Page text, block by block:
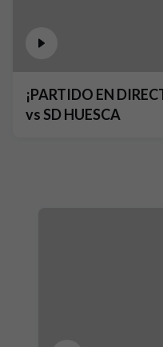
¡PARTIDO EN
vs SD HUESCA